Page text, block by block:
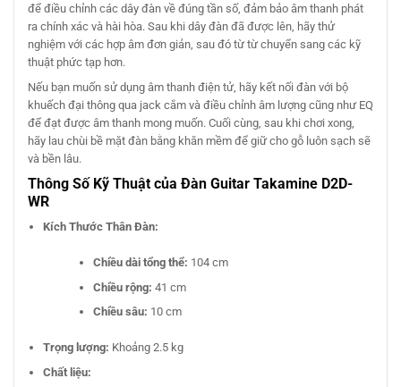
để điều chỉnh các dây đàn về đúng tần số, đảm bảo âm thanh phát
ra chính xác và hài hòa. Sau khi dây đàn đã được lên, hãy thử
nghiệm với các hợp âm đơn giản, sau đó từ từ chuyển sang các kỹ
thuật phức tạp hơn.
Nếu bạn muốn sử dụng âm thanh điện tử, hãy kết nối đàn với bộ
khuếch đại thông qua jack cắm và điều chỉnh âm lượng cũng như EQ
để đạt được âm thanh mong muốn. Cuối cùng, sau khi chơi xong,
hãy lau chùi bề mặt đàn bằng khăn mềm để giữ cho gỗ luôn sạch sẽ
và bền lâu.
Thông Số Kỹ Thuật của Đàn Guitar Takamine D2D-
WR
Kích Thước Thân Đàn:
Chiều dài tổng thể: 104 cm
Chiều rộng: 41 cm
Chiều sâu: 10 cm
Trọng lượng: Khoảng 2.5 kg
Chất liệu: